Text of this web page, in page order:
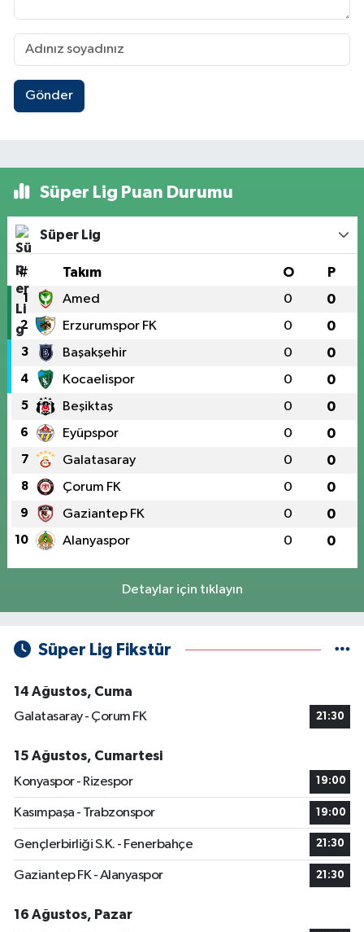
Gönder
Süper Lig Puan Durumu
Süper Lig
# Takım O P
1 Amed 0 0
2 Erzurumspor FK 0 0
3 Başakşehir 0 0
4 Kocaelispor 0 0
5 Beşiktaş 0 0
6 Eyüpspor 0 0
7 Galatasaray 0 0
8 Çorum FK 0 0
9 Gaziantep FK 0 0
10 Alanyaspor 0 0
Detaylar için tıklayın
Süper Lig Fikstür
14 Ağustos, Cuma
Galatasaray - Çorum FK
21:30
15 Ağustos, Cumartesi
Konyaspor - Rizespor
19:00
Kasımpaşa - Trabzonspor 19:00
Gençlerbirliği S.K. - Fenerbahçe 21:30
Gaziantep FK - Alanyaspor 21:30
16 Ağustos, Pazar